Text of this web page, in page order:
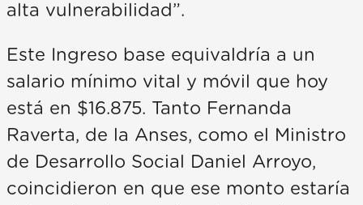
alta vulnerabilidad”.
Este Ingreso base equivaldría a un
salario mínimo vital y móvil que hoy
está en $16.875. Tanto Fernanda
Raverta, de la Anses, como el Ministro
de Desarrollo Social Daniel Arroyo,
coincidieron en que ese monto estaría